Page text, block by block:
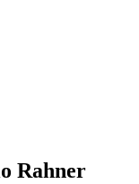
Rahner